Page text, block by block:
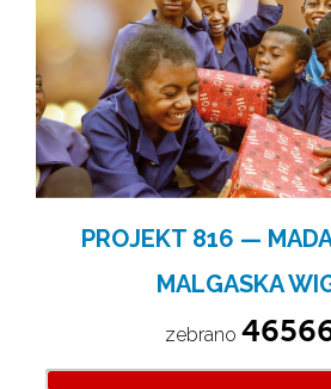
PROJEKT 816 —
MALGASKA
zebrano